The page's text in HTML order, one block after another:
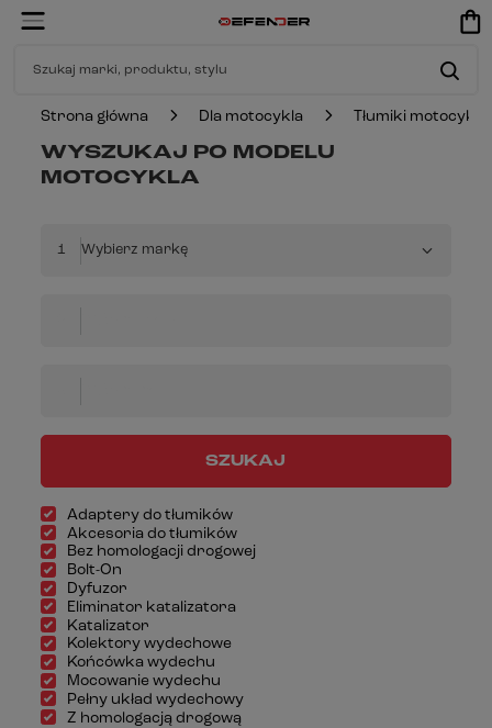
Strona główna Dla motocykla Tłumiki
WYSZUKAJ PO MODELU
MOTOCYKLA
1 Wybierz markę
SZUKAJ
Adaptery do tłumików
Akcesoria do tłumików
Bez homologacji drogowej
Bolt-On
Dyfuzor
Eliminator katalizatora
Katalizator
Kolektory wydechowe
Końcówka wydechu
Mocowanie wydechu
Pełny układ wydechowy
Z homologacją drogową